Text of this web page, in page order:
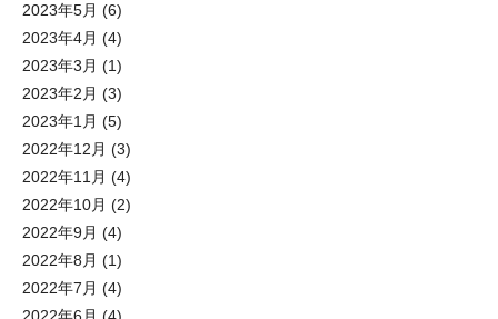
2023年5月 (6)
2023年4月 (4)
2023年3月 (1)
2023年2月 (3)
2023年1月 (5)
2022年12月 (3)
2022年11月 (4)
2022年10月 (2)
2022年9月 (4)
2022年8月 (1)
2022年7月 (4)